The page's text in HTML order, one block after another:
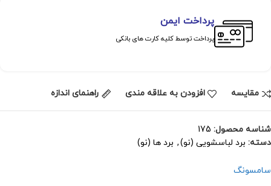
پرداخت ایمن
پرداخت توسط کلیه کارت های بانکی
مقايسه افزودن به علاقه مندی راهنمای اندازه
شناسه محصول: 175
دسته: برد لباسشویی (نو), برد ها (نو)
سامسونگ